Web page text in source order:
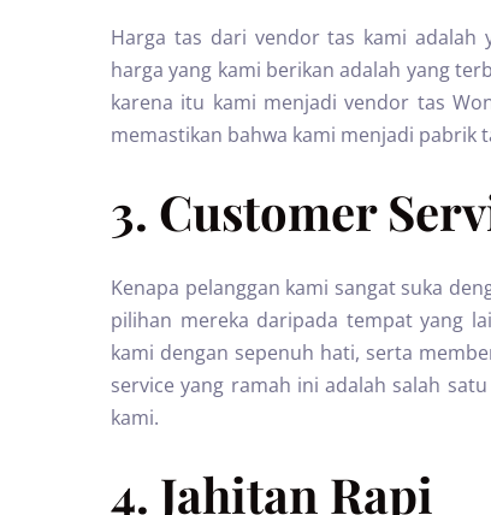
Harga tas dari vendor tas kami adalah
harga yang kami berikan adalah yang
karena itu kami menjadi vendor tas
memastikan bahwa kami menjadi pabrik
3. Customer
Kenapa pelanggan kami sangat suka
pilihan mereka daripada tempat yang
kami dengan sepenuh hati, serta
service yang ramah ini adalah salah
kami.
4. Jahitan Rapi